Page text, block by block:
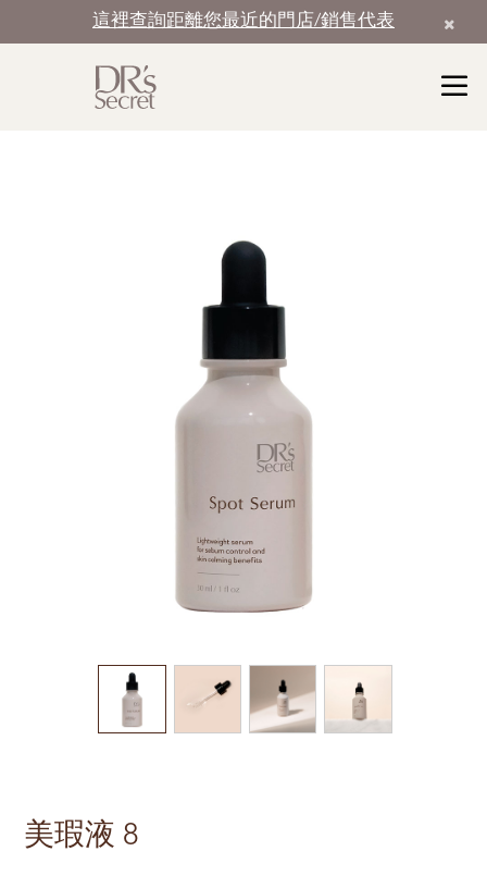
這裡查詢距離您最近的門店/銷售代表
美瑕液 8